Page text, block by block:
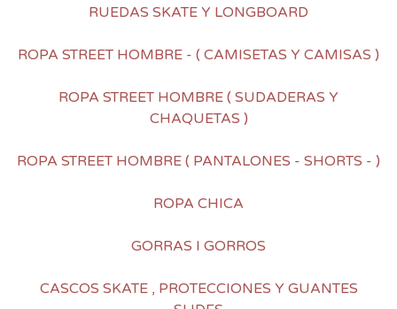
RUEDAS SKATE Y LONGBOARD
ROPA STREET HOMBRE - ( CAMISETAS Y CAMISAS )
ROPA STREET HOMBRE ( SUDADERAS Y
CHAQUETAS )
ROPA STREET HOMBRE ( PANTALONES - SHORTS - )
ROPA CHICA
GORRAS I GORROS
CASCOS SKATE , PROTECCIONES Y GUANTES